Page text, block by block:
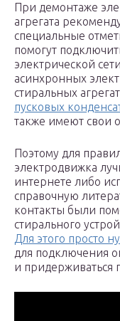
При демонтаже
агрегата
специальные
помогут
электрической
асинхронных
стиральных
пусковых
также имеют свои
Поэтому для
электродвижка
интернете либо
справочную
контакты были
стирального
Для этого просто
для подключения
и придерживаться